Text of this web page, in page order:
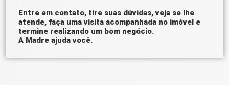
Entre em contato, tire suas dúvidas, veja se lhe
atende, faça uma visita acompanhada no imóvel e
termine realizando um bom negócio.
A Madre ajuda você.